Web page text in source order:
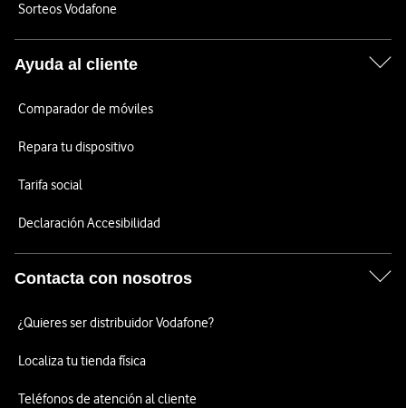
Sorteos Vodafone
Ayuda al cliente
Comparador de móviles
Repara tu dispositivo
Tarifa social
Declaración Accesibilidad
Contacta con nosotros
¿Quieres ser distribuidor Vodafone?
Localiza tu tienda física
Teléfonos de atención al cliente